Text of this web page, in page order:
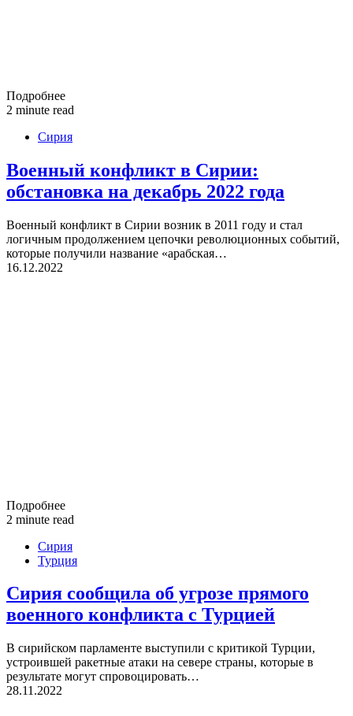
Подробнее
2 minute read
Сирия
Военный конфликт в Сирии:
обстановка на декабрь 2022 года
Военный конфликт в Сирии возник в 2011 году и стал
логичным продолжением цепочки революционных событий,
которые получили название «арабская…
16.12.2022
Подробнее
2 minute read
Сирия
Турция
Сирия сообщила об угрозе прямого
военного конфликта с Турцией
В сирийском парламенте выступили с критикой Турции,
устроившей ракетные атаки на севере страны, которые в
результате могут спровоцировать…
28.11.2022